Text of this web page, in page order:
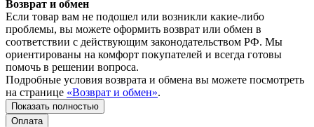
Возврат и обмен
Если товар вам не подошел или возникли какие-либо
проблемы, вы можете оформить возврат или обмен в
соответствии с действующим законодательством РФ. Мы
ориентированы на комфорт покупателей и всегда готовы
помочь в решении вопроса.
Подробные условия возврата и обмена вы можете посмотреть
на странице «Возврат и обмен».
Показать полностью
Оплата